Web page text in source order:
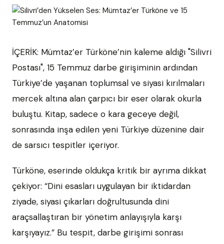
İÇERİK: Mümtaz’er Türköne’nin kaleme aldığı "Silivri
Postası", 15 Temmuz darbe girişiminin ardından
Türkiye’de yaşanan toplumsal ve siyasi kırılmaları
mercek altına alan çarpıcı bir eser olarak okurla
buluştu. Kitap, sadece o kara geceye değil,
sonrasında inşa edilen yeni Türkiye düzenine dair
de sarsıcı tespitler içeriyor.
Türköne, eserinde oldukça kritik bir ayrıma dikkat
çekiyor: “Dini esasları uygulayan bir iktidardan
ziyade, siyasi çıkarları doğrultusunda dini
araçsallaştıran bir yönetim anlayışıyla karşı
karşıyayız.” Bu tespit, darbe girişimi sonrası